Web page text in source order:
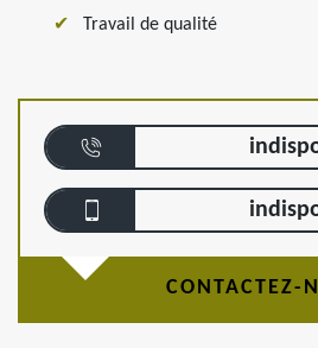
Travail de qualité
CONTACTEZ-